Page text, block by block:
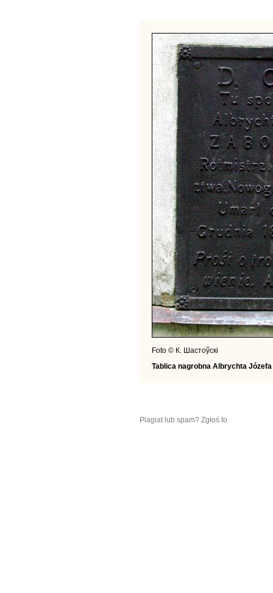
Foto © К. Шастоўскі
Tablica nagrobna Albrychta
Plagiat lub spam? Zgłoś to